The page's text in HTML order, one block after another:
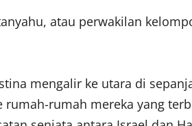
atau perwakilan
mengalir ke utara di
rumah mereka yang